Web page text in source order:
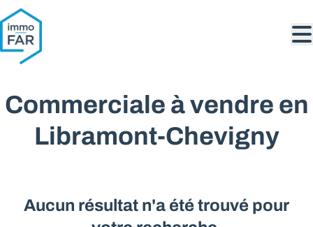
Aller au contenu principal
Commerciale à vendre en
Libramont-Chevigny
Aucun résultat n'a été trouvé pour